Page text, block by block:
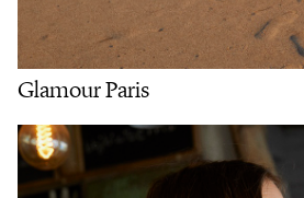
Glamour Paris